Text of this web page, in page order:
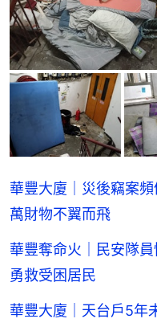
華豐大廈｜災後竊案
萬財物不翼而飛
華豐奪命火｜民安隊
勇救受困居民
華豐大廈｜天台戶5